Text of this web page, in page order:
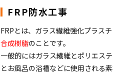
FRP防水工事
FRPとは、ガラス繊維強化プラス
合成樹脂のことです。
一般的にはガラス繊維とポリエス
とお風呂の浴槽などに使用される素